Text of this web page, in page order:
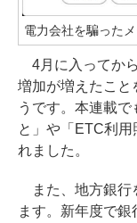
電力会社を騙った
4月に入ってか
増加が増えたこと
うです。本連載
と」や「ETC利
れました。
また、地方銀行
ます。新年度で